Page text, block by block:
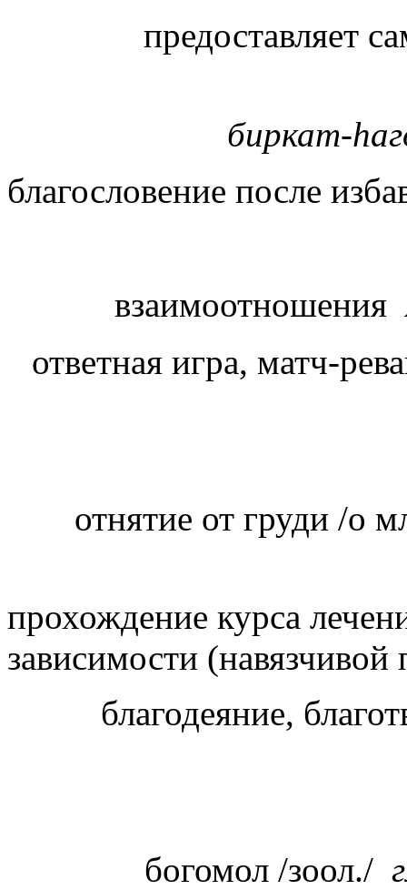
предоставляет
биркат-
благословение после
взаимоотношения
ответная игра, матч-
отнятие от груди /о
прохождение курса
зависимости (навязчивой
благодеяние,
богомол /зоол./